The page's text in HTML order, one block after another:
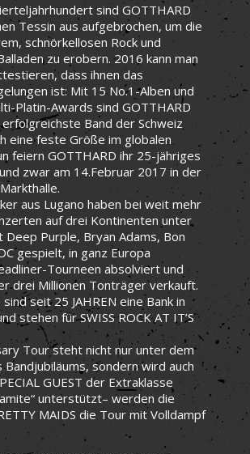
sind GOTTHARD
Tessin aus aufgebrochen, um die
schnörkellosen Rock und
zu erobern. 2016 kann man
dass ihnen das
ist: Mit 15 No.1-Alben und
Platin-Awards sind GOTTHARD
Band der Schweiz
eine feste Größe im globalen
feiern GOTTHARD ihr 25-jähriges
zwar am 14.Februar 2017 in der
aus Lugano haben bei weit mehr
auf drei Kontinenten unter
Deep Purple, Bryan Adams, Bon
gespielt, in ganz Europa
Tourneen absolviert und
drei Millionen Tonträger verkauft.
seit 25 JAHREN eine Bank in
stehen für SWISS ROCK AT IT’S
Tour steht nicht nur unter dem
Bandjubiläums, sondern wird auch
GUEST der Extraklasse
unterstützt– werden die
MAIDS die Tour mit Volldampf